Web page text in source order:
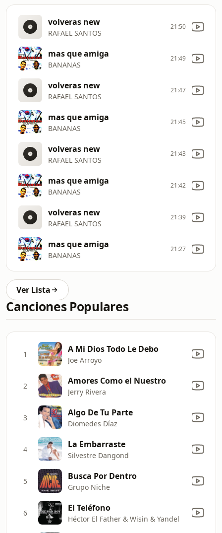
volveras new
RAFAEL SANTOS
21:50
mas que amiga
BANANAS
21:49
volveras new
RAFAEL SANTOS
21:47
mas que amiga
BANANAS
21:45
volveras new
RAFAEL SANTOS
21:43
mas que amiga
BANANAS
21:42
volveras new
RAFAEL SANTOS
21:39
mas que amiga
BANANAS
21:27
Ver Lista
Canciones Populares
1 A Mi Dios Todo Le Debo
Joe Arroyo
2 Amores Como el Nuestro
Jerry Rivera
3 Algo De Tu Parte
Diomedes Díaz
4 La Embarraste
Silvestre Dangond
5 Busca Por Dentro
Grupo Niche
6 El Teléfono
Héctor El Father & Wisin & Yandel